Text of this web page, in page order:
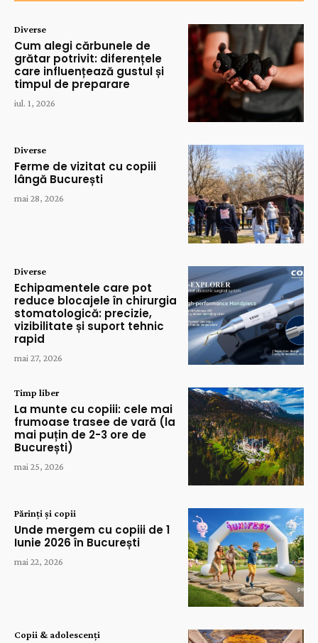
Diverse
Cum alegi cărbunele de
grătar potrivit: diferențele
care influențează gustul și
timpul de preparare
iul. 1, 2026
Diverse
Ferme de vizitat cu copiii
lângă București
mai 28, 2026
Diverse
Echipamentele care pot
reduce blocajele în chirurgia
stomatologică: precizie,
vizibilitate și suport tehnic
rapid
mai 27, 2026
Timp liber
La munte cu copiii: cele mai
frumoase trasee de vară (la
mai puțin de 2-3 ore de
București)
mai 25, 2026
Părinți și copii
Unde mergem cu copiii de 1
Iunie 2026 în București
mai 22, 2026
Copii & adolescenți